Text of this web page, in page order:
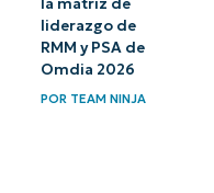
liderazgo de
RMM y PSA de
Omdia 2026
POR TEAM NINJA